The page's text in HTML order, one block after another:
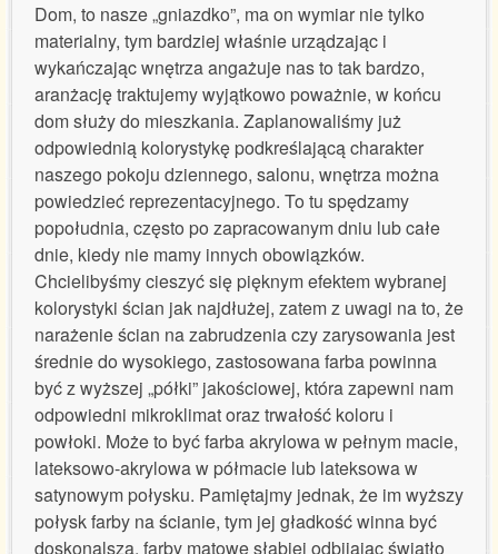
Dom, to nasze „gniazdko”, ma on wymiar nie tylko
materialny, tym bardziej właśnie urządzając i
wykańczając wnętrza angażuje nas to tak bardzo,
aranżację traktujemy wyjątkowo poważnie, w końcu
dom służy do mieszkania. Zaplanowaliśmy już
odpowiednią kolorystykę podkreślającą charakter
naszego pokoju dziennego, salonu, wnętrza można
powiedzieć reprezentacyjnego. To tu spędzamy
popołudnia, często po zapracowanym dniu lub całe
dnie, kiedy nie mamy innych obowiązków.
Chcielibyśmy cieszyć się pięknym efektem wybranej
kolorystyki ścian jak najdłużej, zatem z uwagi na to, że
narażenie ścian na zabrudzenia czy zarysowania jest
średnie do wysokiego, zastosowana farba powinna
być z wyższej „półki” jakościowej, która zapewni nam
odpowiedni mikroklimat oraz trwałość koloru i
powłoki. Może to być farba akrylowa w pełnym macie,
lateksowo-akrylowa w półmacie lub lateksowa w
satynowym połysku. Pamiętajmy jednak, że im wyższy
połysk farby na ścianie, tym jej gładkość winna być
doskonalsza, farby matowe słabiej odbijając światło